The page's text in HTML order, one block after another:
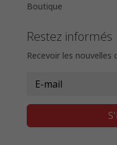
Boutique
Restez informés
Recevoir les